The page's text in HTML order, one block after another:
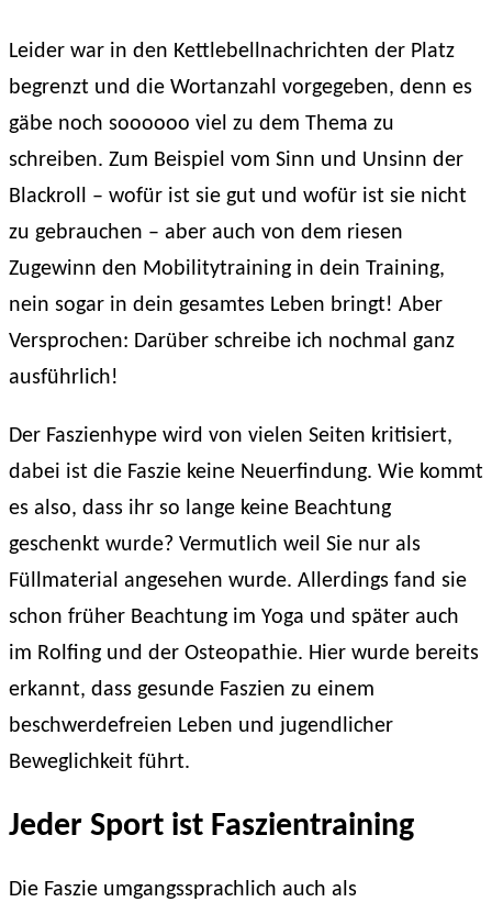
Leider war in den Kettlebellnachrichten der Platz
begrenzt und die Wortanzahl vorgegeben, denn es
gäbe noch soooooo viel zu dem Thema zu
schreiben. Zum Beispiel vom Sinn und Unsinn der
Blackroll – wofür ist sie gut und wofür ist sie nicht
zu gebrauchen – aber auch von dem riesen
Zugewinn den Mobilitytraining in dein Training,
nein sogar in dein gesamtes Leben bringt! Aber
Versprochen: Darüber schreibe ich nochmal ganz
ausführlich!
Der Faszienhype wird von vielen Seiten kritisiert,
dabei ist die Faszie keine Neuerfindung. Wie kommt
es also, dass ihr so lange keine Beachtung
geschenkt wurde? Vermutlich weil Sie nur als
Füllmaterial angesehen wurde. Allerdings fand sie
schon früher Beachtung im Yoga und später auch
im Rolfing und der Osteopathie. Hier wurde bereits
erkannt, dass gesunde Faszien zu einem
beschwerdefreien Leben und jugendlicher
Beweglichkeit führt.
Jeder Sport ist Faszientraining
Die Faszie umgangssprachlich auch als